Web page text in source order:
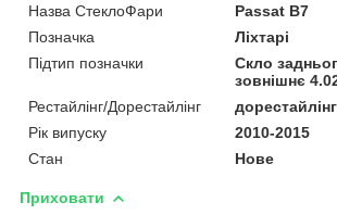
Назва СтеклоФари
Passat B7
Позначка
Ліхтарі
Підтип позначки
Скло
зовнішнє
Рестайлінг/Дорестайлінг
дорестайлінг
Рік випуску
2010-2015
Стан
Нове
Приховати